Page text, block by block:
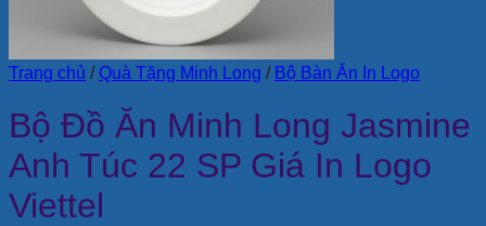
Trang chủ / Quà Tặng Minh Long / Bộ Bàn Ăn In Logo
Bộ Đồ Ăn Minh Long Jasmine
Anh Túc 22 SP Giá In Logo
Viettel